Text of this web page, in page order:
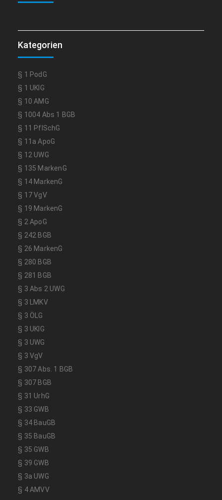
Kategorien
§ 1 PodG
§ 1 UKlG
§ 10 AMG
§ 1004 Abs 1 BGB
§ 11 PflSchG
§ 11a ApoG
§ 12 UWG
§ 135 MarkenG
§ 14 MarkenG
§ 17 VgV
§ 19 MarkenG
§ 2 ApoG
§ 242 BGB
§ 26 MarkenG
§ 280 BGB
§ 281 BGB
§ 3 Abs 2 UWG
§ 3 LMKV
§ 3 ÖLG
§ 3 UKlG
§ 3 UWG
§ 3 VgV
§ 307 Abs. 1 BGB
§ 307 BGB
§ 31 UrhG
§ 33 GWB
§ 34 BauGB
§ 35 BauGB
§ 35 GWB
§ 39 GWB
§ 3a UWG
§ 4 AMVV